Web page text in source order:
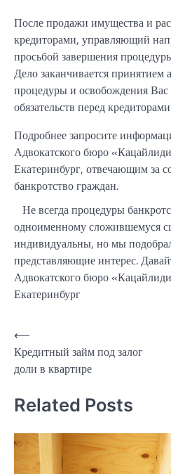
После продажи имущества и
кредиторами, управляющий
просьбой завершения
Дело заканчивается принятием
процедуры и освобождения
обязательств перед
Подробнее запросите
Адвокатского бюро
Екатеринбург, отвечающим за
банкротство граждан.
Не всегда процедуры
одноименному сложившемуся
индивидуальны, но мы
представляющие интерес.
Адвокатского бюро
Екатеринбург
Навигация
по
записям
⟵
Кредитный займ под залог
доли в квартире
Related Posts